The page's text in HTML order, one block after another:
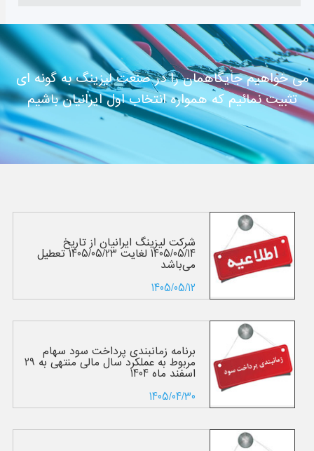
خواهیم جایگاهمان را در صنعت لیزینگ به گونه ای
تثبیت نمائیم که همواره انتخاب اول ایرانیان باشیم
شرکت لیزینگ ایرانیان از تاریخ
1405/05/14 لغایت 1405/05/23 تعطیل
می‌باشد
1405/05/12
برنامه زمانبندی پرداخت سود سهام
مربوط به عملکرد سال مالی منتهی به 29
اسفند ماه 1404
1405/04/30